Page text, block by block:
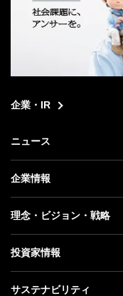
企業・IR
ニュース
ニュース トップ
プレスリリース
更新情報
記者説明会
企業情報
企業情報 トップ
社長メッセージ
理念・ビジョン・戦略
理念・ビジョン・戦略
成長戦略「Activate
投資家情報
投資家情報 トップ
サステナビリティ